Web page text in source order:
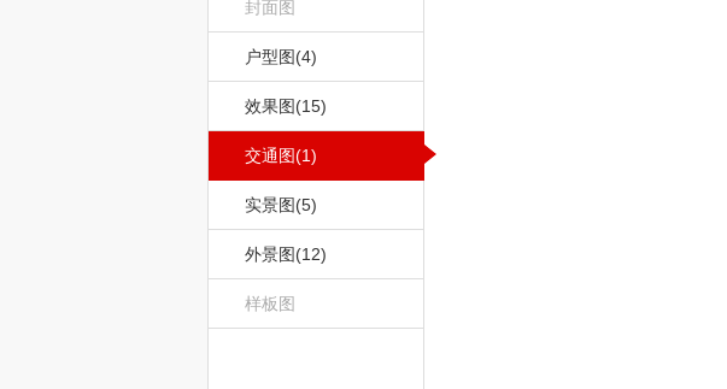
封面图
户型图(4)
效果图(15)
交通图(1)
实景图(5)
外景图(12)
样板图